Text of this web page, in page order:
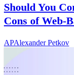
Should You
Cons of Web-
APAlexander Petkov